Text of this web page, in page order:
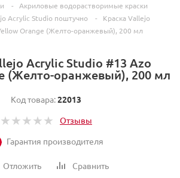
-
Акриловые водорастворимые краски
Acrylic Studio поштучно -
Краска Vallejo
Orange (Желто-оранжевый), 200 мл
Acrylic Studio #13 Azo
(Желто-оранжевый), 200 мл
Код товара:22013
Отзывы
Гарантия производителя
Отложить Сравнить